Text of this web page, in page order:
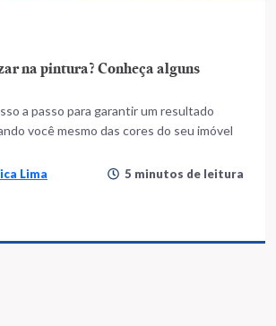
na pintura? Conheça alguns
a passo para garantir um resultado
você mesmo das cores do seu imóvel
Lima 5 minutos de leitura